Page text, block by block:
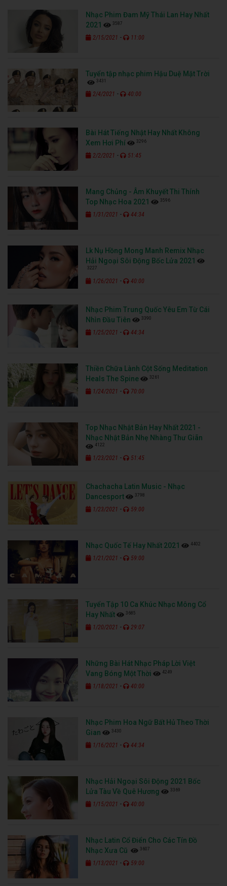
Nhạc Phim Đam Mỹ Thái Lan Hay Nhất
2021
3587
2/15/2021 - 11:00
Tuyển tập nhạc phim Hậu Duệ Mặt Trời
3431
2/4/2021 - 40:00
Bài Hát Tiếng Nhật Hay Nhất Không
Xem Hơi Phí
3296
2/2/2021 - 51:45
Mang Chủng - Âm Khuyết Thi Thính
Top Nhạc Hoa 2021
3596
1/31/2021 - 44:34
Lk Nụ Hồng Mong Manh Remix Nhạc
Hải Ngoại Sôi Động Bốc Lửa 2021
3227
1/26/2021 - 40:00
Nhạc Phim Trung Quốc Yêu Em Từ Cái
Nhìn Đầu Tiên
3390
1/25/2021 - 44:34
Thiền Chữa Lành Cột Sống Meditation
Heals The Spine
3261
1/24/2021 - 70:00
Top Nhạc Nhật Bản Hay Nhất 2021 -
Nhạc Nhật Bản Nhẹ Nhàng Thư Giãn
4122
1/23/2021 - 51:45
Chachacha Latin Music - Nhạc
Dancesport
3798
1/23/2021 - 59:00
Nhạc Quốc Tế Hay Nhất 2021 4402
1/21/2021 - 59:00
Tuyển Tập 10 Ca Khúc Nhạc Mông Cổ
Hay Nhất
3685
1/20/2021 - 29:07
Những Bài Hát Nhạc Pháp Lời Việt
Vang Bóng Một Thời
4249
1/18/2021 - 40:00
Nhạc Phim Hoa Ngữ Bất Hủ Theo Thời
Gian
3430
1/16/2021 - 44:34
Nhạc Hải Ngoại Sôi Động 2021 Bốc
Lửa Tàu Về Quê Hương
3369
1/15/2021 - 40:00
Nhạc Latin Cổ Điển Cho Các Tín Đồ
Nhạc Xưa Cũ
3607
1/13/2021 - 59:00